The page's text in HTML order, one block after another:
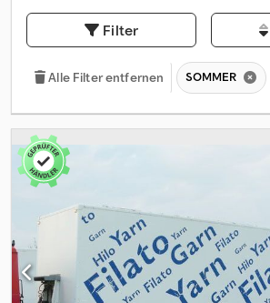
Filter
Alle Filter entfernen SOMMER